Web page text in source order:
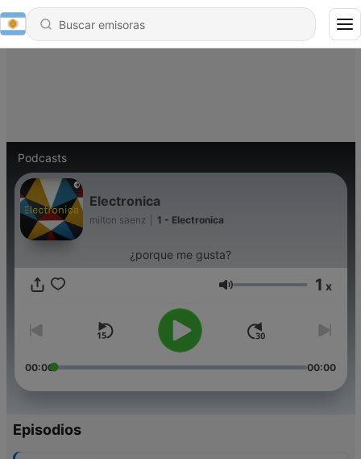
Podcasts
Electronica
milton saenz 1 - Electronica
¿porque me gusta?
Volumen 1 x
00:00 00:00
Episodios